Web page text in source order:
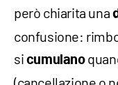
però chiarita una
confusione:
si cumulano